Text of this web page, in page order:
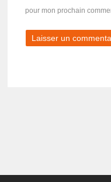
pour mon prochain